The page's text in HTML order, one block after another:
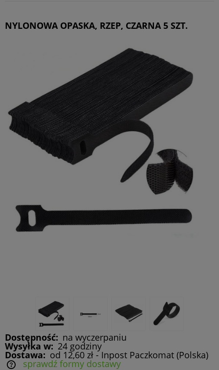
NYLONOWA OPASKA, RZEP, CZARNA 5 SZT.
Dostępność: na wyczerpaniu
Wysyłka w: 24 godziny
Dostawa: od 12,60 zł - Inpost Paczkomat (Polska)
sprawdź formy dostawy